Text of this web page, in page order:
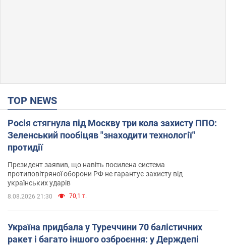
TOP NEWS
Росія стягнула під Москву три кола захисту ППО:
Зеленський пообіцяв "знаходити технології"
протидії
Президент заявив, що навіть посилена система
протиповітряної оборони РФ не гарантує захисту від
українських ударів
8.08.2026 21:30 70,1 т.
Україна придбала у Туреччини 70 балістичних
ракет і багато іншого озброєння: у Держдепі